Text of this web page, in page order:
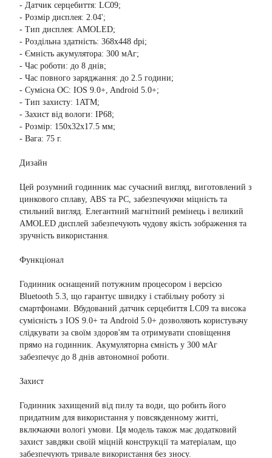
- Датчик серцебиття: LC09;
- Розмір дисплея: 2.04';
- Тип дисплея: AMOLED;
- Роздільна здатність: 368x448 dpi;
- Ємність акумулятора: 300 мАг;
- Час роботи: до 8 днів;
- Час повного заряджання: до 2.5 години;
- Сумісна ОС: IOS 9.0+, Android 5.0+;
- Тип захисту: 1ATM;
- Захист від вологи: IP68;
- Розмір: 150x32x17.5 мм;
- Вага: 75 г.
Дизайн
Цей розумний годинник має сучасний вигляд, виготовлений з
цинкового сплаву, ABS та PC, забезпечуючи міцність та
стильний вигляд. Елегантний магнітний ремінець і великий
AMOLED дисплей забезпечують чудову якість зображення та
зручність використання.
Функціонал
Годинник оснащений потужним процесором і версією
Bluetooth 5.3, що гарантує швидку і стабільну роботу зі
смартфонами. Вбудований датчик серцебиття LC09 та висока
сумісність з IOS 9.0+ та Android 5.0+ дозволяють користувачу
слідкувати за своїм здоров'ям та отримувати сповіщення
прямо на годинник. Акумуляторна ємність у 300 мАг
забезпечує до 8 днів автономної роботи.
Захист
Годинник захищений від пилу та води, що робить його
придатним для використання у повсякденному житті,
включаючи вологі умови. Ця модель також має додатковий
захист завдяки своїй міцній конструкції та матеріалам, що
забезпечують тривале використання без зносу.